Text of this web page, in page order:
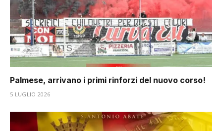
Palmese, arrivano i primi rinforzi del nuovo corso!
5 LUGLIO 2026